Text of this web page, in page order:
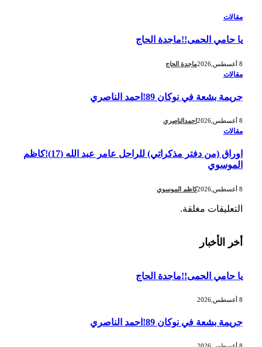
مقالات
يا حامي الحمى!!ماجدة الحاج
ماجدة الحاج
مقالات
جريمة بشعة في نوكان 89!احمد الناصري
احمدالناصري
مقالات
اوراق (من دفتر مذكراتي) للراحل عامر عبد الله (17)!كاظم
الموسوي
كاظم الموسوي
التعليقات مغلقة.
أخر الأخبار
يا حامي الحمى!!ماجدة الحاج
جريمة بشعة في نوكان 89!احمد الناصري